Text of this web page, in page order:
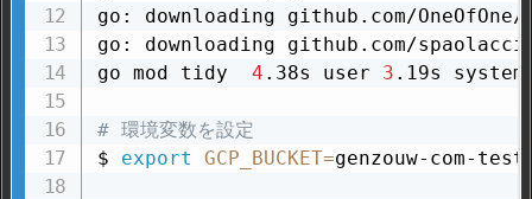
go: downloading github.com/
go: downloading github.com/spaolacci/
go mod tidy 4 .38s user 3 .19s
# 環境変数を設定
$ export GCP_BUCKET=genzouw-com-